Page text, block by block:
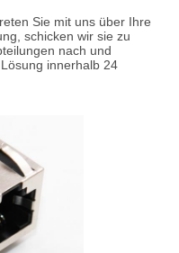
Sie mit uns über Ihre
schicken wir sie zu
nach und
innerhalb 24